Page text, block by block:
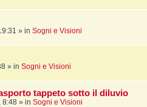
» in Sogni e Visioni
» in Sogni e Visioni
tappeto sotto il diluvio
8:48 » in Sogni e Visioni